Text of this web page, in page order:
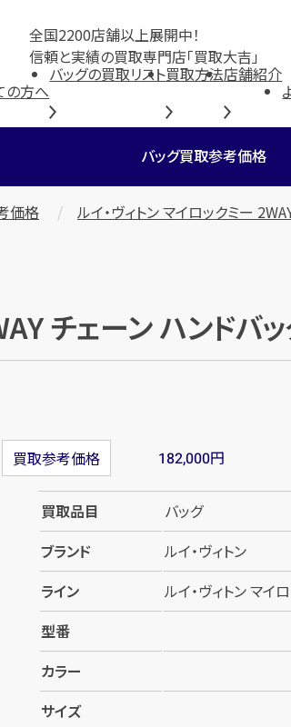
全国2200店舗以上展開中！
信頼と実績の買取専門店「買取大吉」
の方へ
バッグの買取リスト買取方法店舗紹介
バッグ買取参考価格
価格 ルイ・ヴィトン マイロックミー
チェーン ハンドバ
買取参考価格 182,000円
買取品目
バッグ
ブランド
ルイ・ヴィトン
ライン
ルイ・ヴィトン マイ
型番
カラー
サイズ